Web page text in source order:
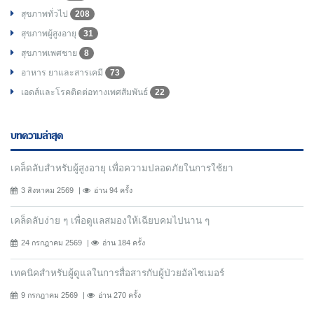
สุขภาพทั่วไป
208
สุขภาพผู้สูงอายุ
31
สุขภาพเพศชาย
8
อาหาร ยาและสารเคมี
73
เอดส์และโรคติดต่อทางเพศสัมพันธ์
22
บทความล่าสุด
เคล็ดลับสำหรับผู้สูงอายุ เพื่อความปลอดภัยในการใช้ยา
3 สิงหาคม 2569 อ่าน 94 ครั้ง
เคล็ดลับง่าย ๆ เพื่อดูแลสมองให้เฉียบคมไปนาน ๆ
24 กรกฎาคม 2569 อ่าน 184 ครั้ง
เทคนิคสำหรับผู้ดูแลในการสื่อสารกับผู้ป่วยอัลไซเมอร์
9 กรกฎาคม 2569 อ่าน 270 ครั้ง